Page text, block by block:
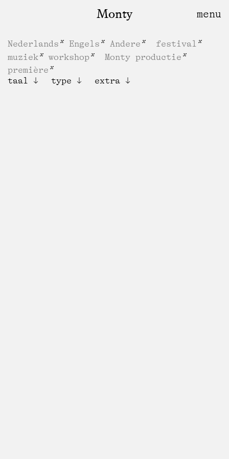
Monty
Nederlands Engels Andere
festival
muziek
workshop
Monty productie
première
taal
type extra